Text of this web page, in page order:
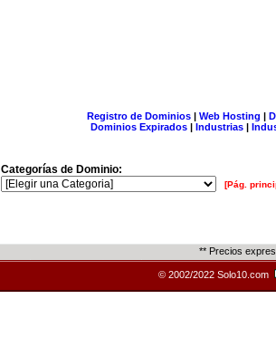
Registro de Dominios| Web Hosting |
Dominios Expirados | Industrias |
Categorías de Dominio:
[Pág.
** Precios
© 2002/2022 Solo10.com